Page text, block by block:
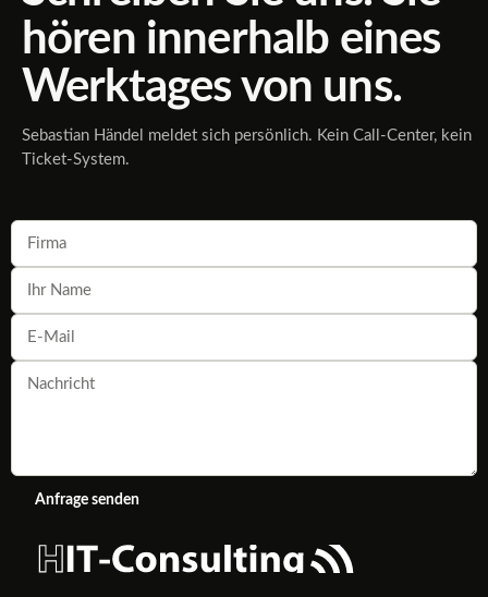
hören innerhalb eines
Werktages von uns.
Sebastian Händel meldet sich persönlich. Kein Call-Center, kein
Ticket-System.
Anfrage senden